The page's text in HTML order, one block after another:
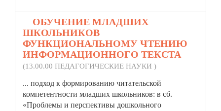
ОБУЧЕНИЕ МЛАДШИХ
ШКОЛЬНИКОВ
ФУНКЦИОНАЛЬНОМУ ЧТЕНИЮ
ИНФОРМАЦИОННОГО ТЕКСТА
(13.00.00 ПЕДАГОГИЧЕСКИЕ НАУКИ )
... подход к формированию читательской
компетентности младших школьников: в сб.
«Проблемы и перспективы дошкольного